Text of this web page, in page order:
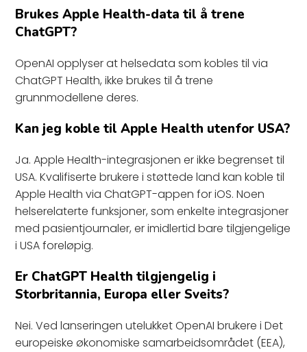
Brukes Apple Health-data til å trene
ChatGPT?
OpenAI opplyser at helsedata som kobles til via
ChatGPT Health, ikke brukes til å trene
grunnmodellene deres.
Kan jeg koble til Apple Health utenfor USA?
Ja. Apple Health-integrasjonen er ikke begrenset til
USA. Kvalifiserte brukere i støttede land kan koble til
Apple Health via ChatGPT-appen for iOS. Noen
helserelaterte funksjoner, som enkelte integrasjoner
med pasientjournaler, er imidlertid bare tilgjengelige
i USA foreløpig.
Er ChatGPT Health tilgjengelig i
Storbritannia, Europa eller Sveits?
Nei. Ved lanseringen utelukket OpenAI brukere i Det
europeiske økonomiske samarbeidsområdet (EEA),